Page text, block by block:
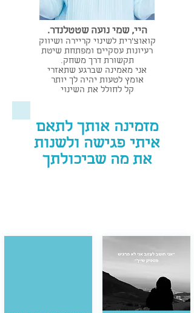
היי, שמי נועה שטטלנדר.
קואוצ'רית לשינוי קריירה ושיווק
רעיונות עסקיים ומפתחת שיטת
תקשורת דרך משחק.
אני מאמינה שברגע שתאזרי
אומץ לטעות יהיה לך יותר
קל לחולל את השינוי
מזמינה אותך לתאם
איתי פגישה ולשנות
את מה שביכולתך